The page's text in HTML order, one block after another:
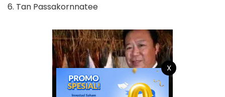
6. Tan Passakornnatee
X